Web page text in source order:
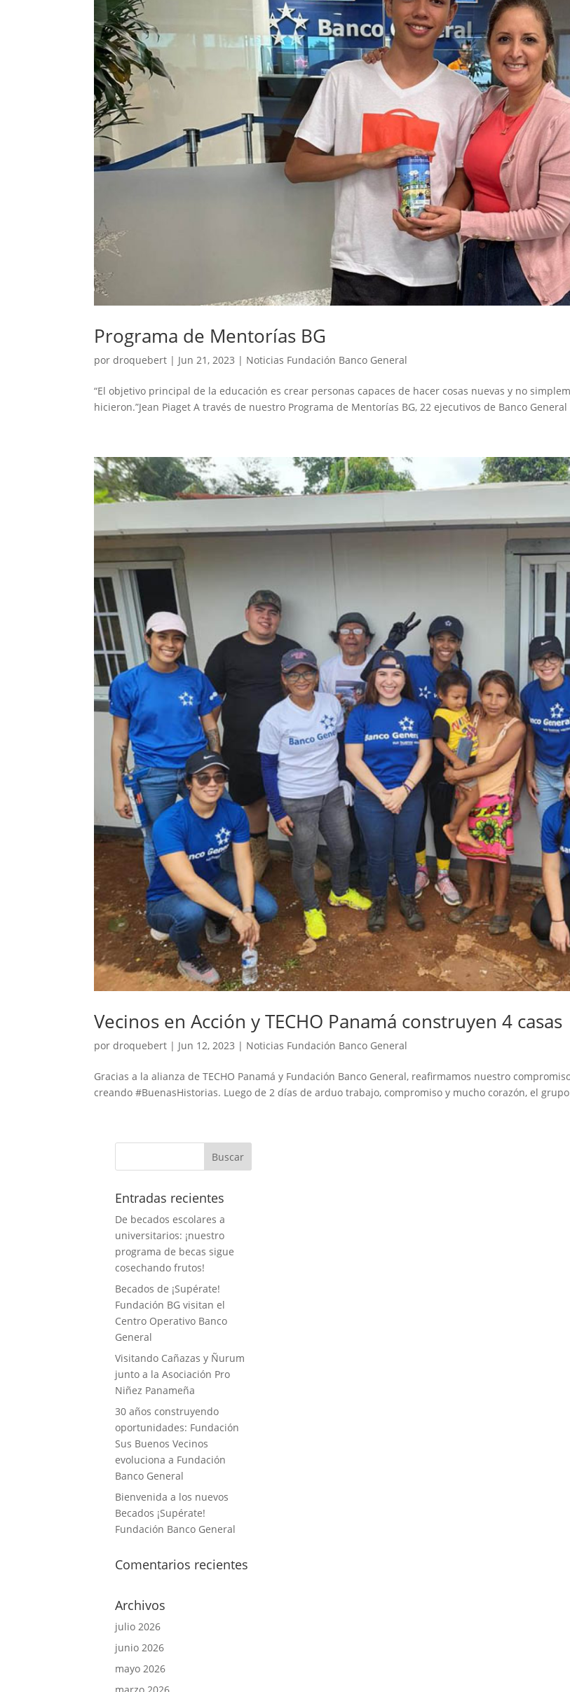
Programa de Mentorías BG
pordroquebert | Jun 21, 2023 | Noticias Fundación Banco General
“El objetivo principal de la educación es crear personas capaces de hacer cosas nuevas y no
hicieron.”Jean Piaget A través de nuestro Programa de Mentorías BG, 22 ejecutivos de Banco
Vecinos en Acción y TECHO Panamá construyen 4 casas
pordroquebert | Jun 12, 2023 | Noticias Fundación Banco General
Gracias a la alianza de TECHO Panamá y Fundación Banco General, reafirmamos nuestro
creando #BuenasHistorias. Luego de 2 días de arduo trabajo, compromiso y mucho corazón, el
Entradas recientes
De becados escolares a
universitarios: ¡nuestro
programa de becas sigue
cosechando frutos!
Becados de ¡Supérate!
Fundación BG visitan el
Centro Operativo Banco
General
Visitando Cañazas y Ñurum
junto a la Asociación Pro
Niñez Panameña
30 años construyendo
oportunidades: Fundación
Sus Buenos Vecinos
evoluciona a Fundación
Banco General
Bienvenida a los nuevos
Becados ¡Supérate!
Fundación Banco General
Comentarios recientes
Archivos
julio 2026
junio 2026
mayo 2026